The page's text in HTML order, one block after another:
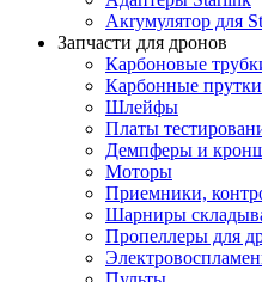
Aкrумулятор для
Запчасти для дронов
Карбоновые
Карбонные прутки
Шлейфы
Платы
Демпферы и
Моторы
Приемники,
Шарниры
Пропеллеры для